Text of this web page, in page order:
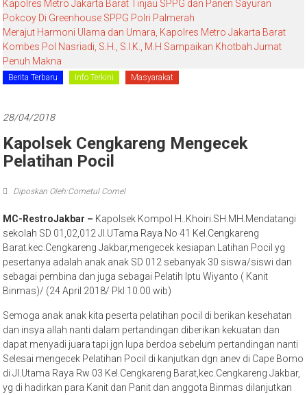
Kapolres Metro Jakarta Barat Tinjau SPPG dan Panen Sayuran
Pokcoy Di Greenhouse SPPG Polri Palmerah
Merajut Harmoni Ulama dan Umara, Kapolres Metro Jakarta Barat
Kombes Pol Nasriadi, S.H., S.I.K., M.H Sampaikan Khotbah Jumat
Penuh Makna
Berita Terbaru Info Terkini Masyarakat
28/04/2018
Kapolsek Cengkareng Mengecek
Pelatihan Pocil
Diposkan Oleh:Cometul Comel
MC-RestroJakbar – Kapolsek Kompol H..Khoiri.SH.MH.Mendatangi
sekolah SD 01,02,012 Jl.UTama Raya No 41 Kel.Cengkareng
Barat.kec.Cengkareng Jakbar,mengecek kesiapan Latihan Pocil yg
pesertanya adalah anak anak SD 012 sebanyak 30 siswa/siswi dan
sebagai pembina dan juga sebagai Pelatih Iptu Wiyanto ( Kanit
Binmas)/ (24 April 2018/ Pkl 10.00 wib)
Semoga anak anak kita peserta pelatihan pocil di berikan kesehatan
dan insya allah nanti dalam pertandingan diberikan kekuatan dan
dapat menyadi juara tapi jgn lupa berdoa sebelum pertandingan nanti
Selesai mengecek Pelatihan Pocil di kanjutkan dgn anev di Cape Bomo
di Jl.Utama Raya Rw 03 Kel.Cengkareng Barat,kec.Cengkareng Jakbar,
yg di hadirkan para Kanit dan Panit dan anggota Binmas dilanjutkan